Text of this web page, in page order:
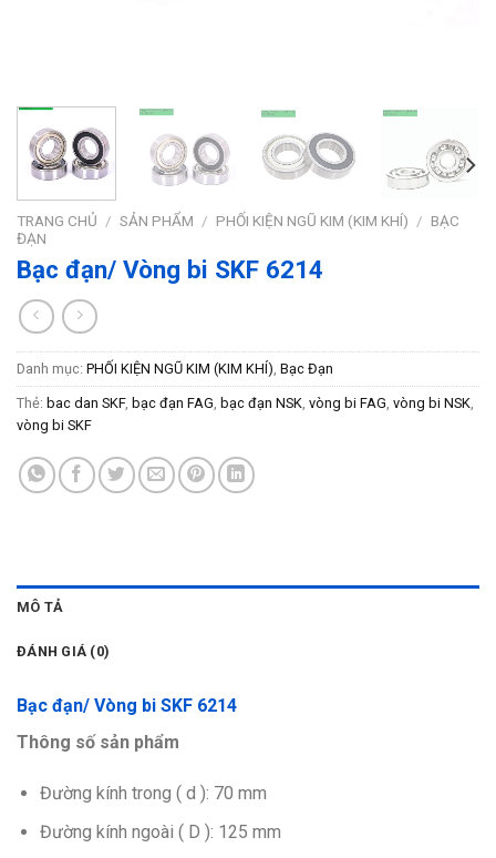
TRANG CHỦ / SẢN PHẨM / PHỐI KIỆN NGŨ KIM (KIM KHÍ) / BẠC
ĐẠN
Bạc đạn/ Vòng bi SKF 6214
Danh mục: PHỐI KIỆN NGŨ KIM (KIM KHÍ), Bạc Đạn
Thẻ: bac dan SKF, bạc đạn FAG, bạc đạn NSK, vòng bi FAG, vòng bi NSK,
vòng bi SKF
MÔ TẢ
ĐÁNH GIÁ (0)
Bạc đạn/ Vòng bi SKF 6214
Thông số sản phẩm
Đường kính trong ( d ): 70 mm
Đường kính ngoài ( D ): 125 mm